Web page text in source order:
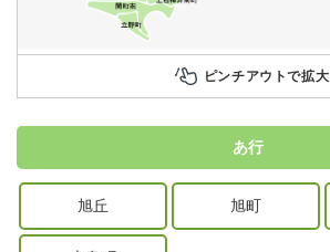
ピンチアウトで拡大
あ行
旭丘 旭町